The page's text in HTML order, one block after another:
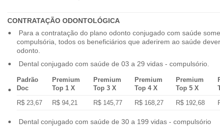
CONTRATAÇÃO ODONTOLÓGICA
Para a contratação do plano odonto conjugado com saúde
compulsória, todos os beneficiários que aderirem ao saúde
odonto.
Dental conjugado com saúde de 03 a 29 vidas - compulsório.
Padrão
Doc
Premium
Top 1 X
Premium
Top 3 X
Premium
Top 4 X
Premium
Top 5 X
R$ 23,67
R$ 94,21 R$ 145,77 R$ 168,27 R$ 192,68
Dental conjugado com saúde de 30 a 199 vidas - compulsório